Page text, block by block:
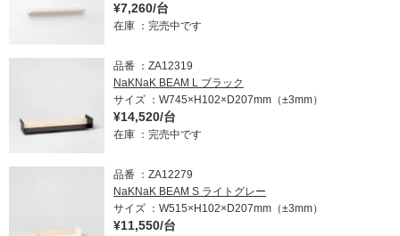
¥7,260/台
在庫 完売中です
品番
ZA12319
NaKNaK BEAM L ブラック
サイズ
W745×H102×D207mm（±3mm）
¥14,520/台
在庫 完売中です
品番
ZA12279
NaKNaK BEAM S ライトグレー
サイズ
W515×H102×D207mm（±3mm）
¥11,550/台